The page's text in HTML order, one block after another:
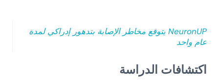
NeuronUP يتوقع مخاطر الإصابة بتدهور إدراكي لمدة
عام واحد
اكتشافات الدراسة